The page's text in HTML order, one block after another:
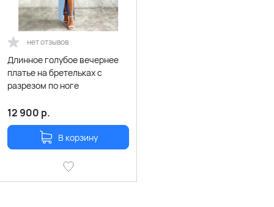
нет отзывов
Длинное голубое вечернее
платье на бретельках с
разрезом по ноге
12 900 р.
В корзину